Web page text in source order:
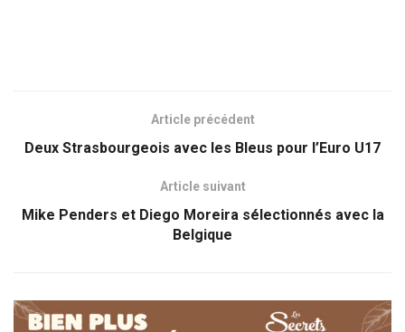
Article précédent
Deux Strasbourgeois avec les Bleus pour l’Euro U17
Article suivant
Mike Penders et Diego Moreira sélectionnés avec la
Belgique